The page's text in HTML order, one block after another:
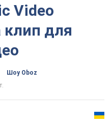
Video
клип для
Шоу Oboz